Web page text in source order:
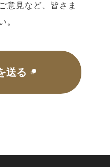
意見など、皆さま
。
送る